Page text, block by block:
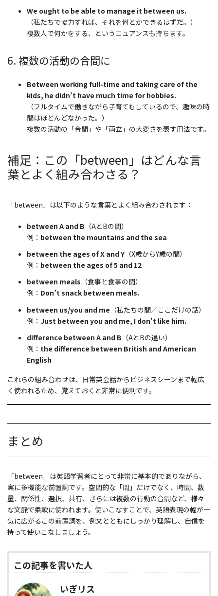
We ought to be able to manage it between us.
（私たちで協力すれば、それを何とかできるはずだ。）
複数人で何かをする、というニュアンスも持ちます。
6. 複数の活動の合間に
Between working full-time and taking care of the
kids, he didn’t have much time for hobbies.
（フルタイムで働きながら子育てもしているので、趣味の時
間はほとんどなかった。）
複数の活動の「合間」や「両立」の大変さを表す用法です。
補足：この「between」はどんな言
葉とよく組み合わさる？
「between」は以下のような言葉とよく組み合わされます：
between A and B （AとBの間）
例： between the mountains and the sea
between the ages of X and Y （X歳からY歳の間）
例： between the ages of 5 and 12
between meals （食事と食事の間）
例： Don’t snack between meals.
between us/you and me （私たちの間／ここだけの話）
例： Just between you and me, I don’t like him.
difference between A and B （AとBの違い）
例： the difference between British and American
English
これらの組み合わせは、日常英会話からビジネスシーンまで幅広
く使われるため、覚えておくと非常に便利です。
まとめ
「between」は英語学習者にとって非常に基本的でありながら、
実に多機能な前置詞です。空間的な「間」だけでなく、時間、数
量、関係性、選択、共有、さらには複数の行動の合間など、様々
な文脈で柔軟に使われます。使いこなすことで、英語表現の幅が一
気に広がるこの前置詞を、例文とともにしっかり理解し、自信を
持って使いこなしましょう。
この記事を書いた人
いぎリス